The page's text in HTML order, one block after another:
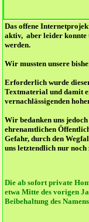
Das offene
aktiv, aber leider konnte
werden.
Wir mussten unsere
Erforderlich wurde
Textmaterial und damit
vernachlässigenden
Wir bedanken uns
ehrenamtlichen
Gefahr, durch den
uns letztendlich nur noch
Die ab sofort private
etwa Mitte des vorigen
Beibehaltung des